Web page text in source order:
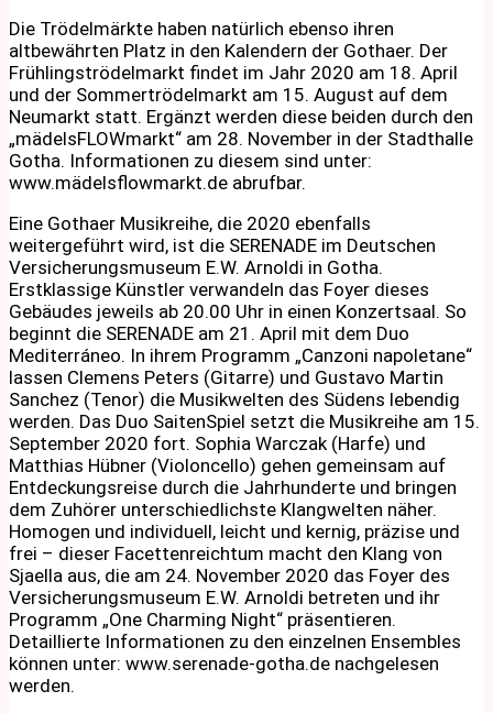
Die Trödelmärkte haben natürlich ebenso ihren
altbewährten Platz in den Kalendern der Gothaer. Der
Frühlingströdelmarkt findet im Jahr 2020 am 18. April
und der Sommertrödelmarkt am 15. August auf dem
Neumarkt statt. Ergänzt werden diese beiden durch den
„mädelsFLOWmarkt“ am 28. November in der Stadthalle
Gotha. Informationen zu diesem sind unter:
www.mädelsflowmarkt.de abrufbar.
Eine Gothaer Musikreihe, die 2020 ebenfalls
weitergeführt wird, ist die SERENADE im Deutschen
Versicherungsmuseum E.W. Arnoldi in Gotha.
Erstklassige Künstler verwandeln das Foyer dieses
Gebäudes jeweils ab 20.00 Uhr in einen Konzertsaal. So
beginnt die SERENADE am 21. April mit dem Duo
Mediterráneo. In ihrem Programm „Canzoni napoletane“
lassen Clemens Peters (Gitarre) und Gustavo Martin
Sanchez (Tenor) die Musikwelten des Südens lebendig
werden. Das Duo SaitenSpiel setzt die Musikreihe am 15.
September 2020 fort. Sophia Warczak (Harfe) und
Matthias Hübner (Violoncello) gehen gemeinsam auf
Entdeckungsreise durch die Jahrhunderte und bringen
dem Zuhörer unterschiedlichste Klangwelten näher.
Homogen und individuell, leicht und kernig, präzise und
frei – dieser Facettenreichtum macht den Klang von
Sjaella aus, die am 24. November 2020 das Foyer des
Versicherungsmuseum E.W. Arnoldi betreten und ihr
Programm „One Charming Night“ präsentieren.
Detaillierte Informationen zu den einzelnen Ensembles
können unter: www.serenade-gotha.de nachgelesen
werden.